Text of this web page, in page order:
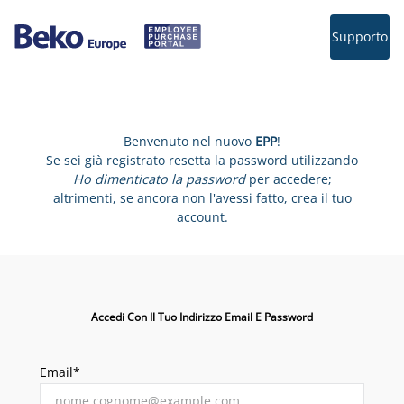
Supporto
Benvenuto nel nuovo EPP!
Se sei già registrato resetta la password utilizzando
Ho dimenticato la passwordper accedere;
altrimenti, se ancora non l'avessi fatto, crea il tuo
account.
Accedi Con Il Tuo Indirizzo Email E Password
Email*